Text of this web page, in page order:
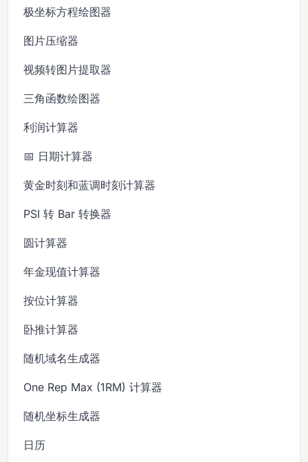
极坐标方程绘图器
图片压缩器
视频转图片提取器
三角函数绘图器
利润计算器
📅 日期计算器
黄金时刻和蓝调时刻计算器
PSI 转 Bar 转换器
圆计算器
年金现值计算器
按位计算器
卧推计算器
随机域名生成器
One Rep Max (1RM) 计算器
随机坐标生成器
日历